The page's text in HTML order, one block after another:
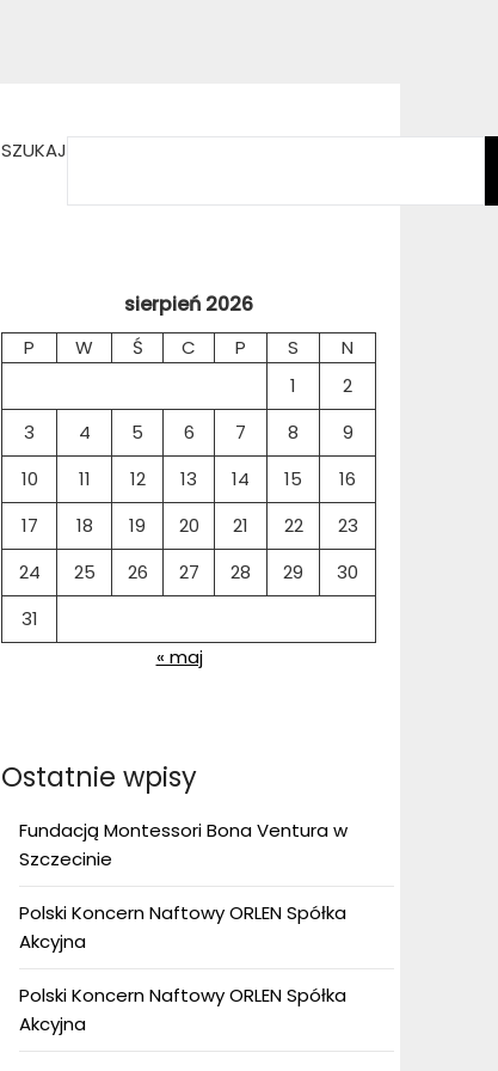
SZUKAJ
sierpień 2026
P W Ś C P S
N
1
2
3
4 5 6 7 8
9
10
11 12 13 14 15
16
17
18 19 20 21 22
23
24
25 26 27 28 29
30
31
« maj
Ostatnie wpisy
Fundacją Montessori Bona Ventura w
Szczecinie
Polski Koncern Naftowy ORLEN Spółka
Akcyjna
Polski Koncern Naftowy ORLEN Spółka
Akcyjna